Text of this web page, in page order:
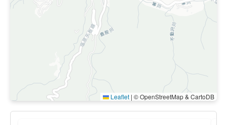
Leaflet | © OpenStreetMap & CartoDB